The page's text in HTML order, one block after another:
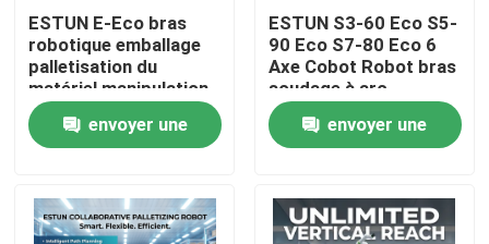
À la maison
ESTUN E-Eco bras
robotique emballage
palletisation du
matériel manipulation
robot collaboratif
avec OnRobot Grriper
envoyer une
ESTUN S3-60 Eco S5-
90 Eco S7-80 Eco 6
Axe Cobot Robot bras
soudage à arc
collaboratif robot
CNGBS positionneur
de soudage
envoyer une